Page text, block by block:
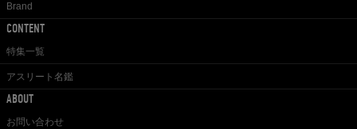
Brand
CONTENT
特集一覧
アスリート名鑑
ABOUT
お問い合わせ